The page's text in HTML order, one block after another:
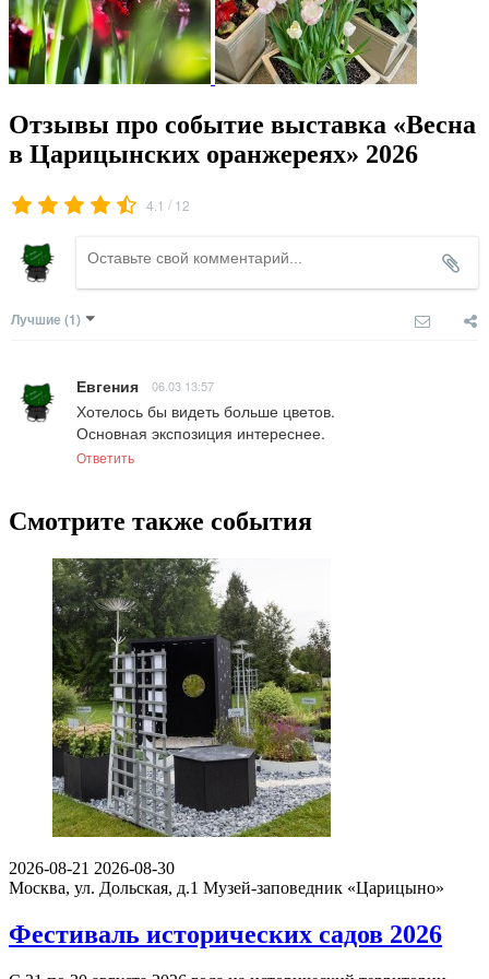
Отзывы про событие выставка «Весна
в Царицынских оранжереях» 2026
4.1 / 12
Лучшие (1)
Евгения 06.03 13:57
Хотелось бы видеть больше цветов.
Основная экспозиция интереснее.
Ответить
Смотрите также события
2026-08-21 2026-08-30
Москва, ул. Дольская, д.1 Музей-заповедник «Царицыно»
Фестиваль исторических садов 2026